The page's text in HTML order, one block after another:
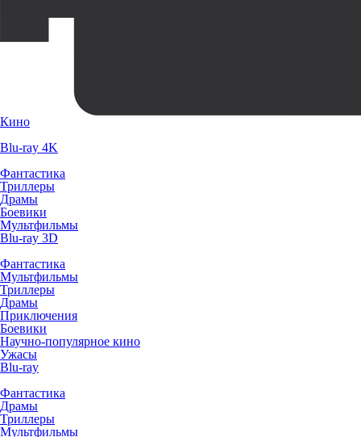
Кино
Blu-ray 4K
Фантастика
Триллеры
Драмы
Боевики
Мультфильмы
Blu-ray 3D
Фантастика
Мультфильмы
Триллеры
Драмы
Приключения
Боевики
Научно-популярное кино
Ужасы
Blu-ray
Фантастика
Драмы
Триллеры
Мультфильмы